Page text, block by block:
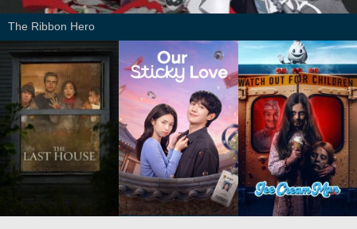
The Ribbon Hero